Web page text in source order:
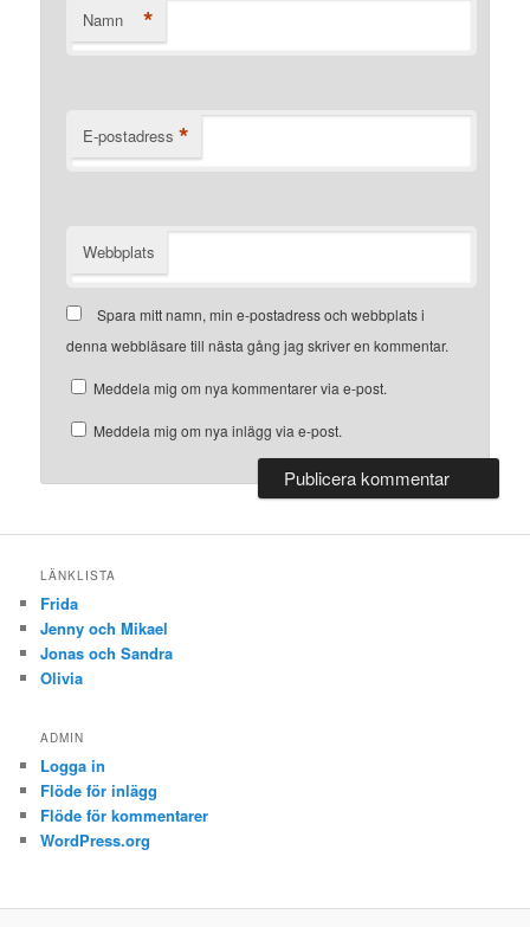
Namn *
E-postadress *
Webbplats
Spara mitt namn, min e-postadress och webbplats i
denna webbläsare till nästa gång jag skriver en kommentar.
Meddela mig om nya kommentarer via e-post.
Meddela mig om nya inlägg via e-post.
LÄNKLISTA
Frida
Jenny och Mikael
Jonas och Sandra
Olivia
ADMIN
Logga in
Flöde för inlägg
Flöde för kommentarer
WordPress.org